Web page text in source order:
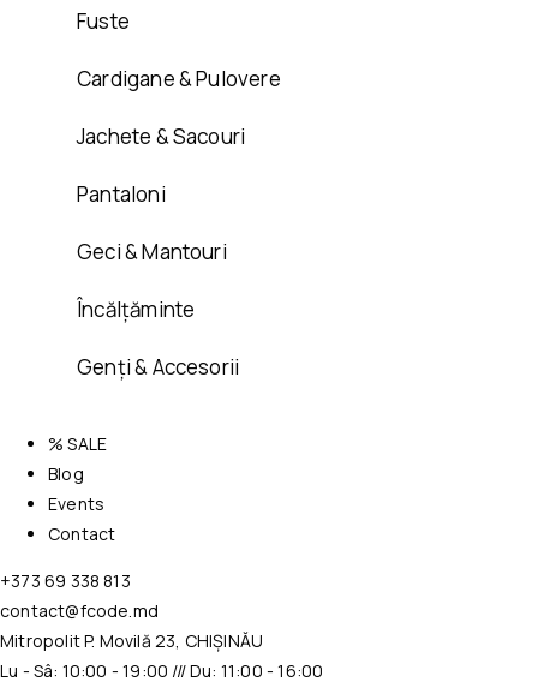
Fuste
Cardigane & Pulovere
Jachete & Sacouri
Pantaloni
Geci & Mantouri
Încălțăminte
Genți & Accesorii
% SALE
Blog
Events
Contact
+373 69 338 813
contact@fcode.md
Mitropolit P. Movilă 23, CHIȘINĂU
Lu - Sâ: 10:00 - 19:00 /// Du: 11:00 - 16:00